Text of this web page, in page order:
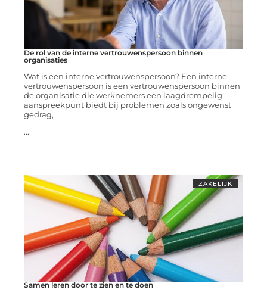
De rol van de interne vertrouwenspersoon binnen
organisaties
Wat is een interne vertrouwenspersoon? Een interne
vertrouwenspersoon is een vertrouwenspersoon binnen
de organisatie die werknemers een laagdrempelig
aanspreekpunt biedt bij problemen zoals ongewenst
gedrag,
...
ZAKELIJK
Samen leren door te zien en te doen